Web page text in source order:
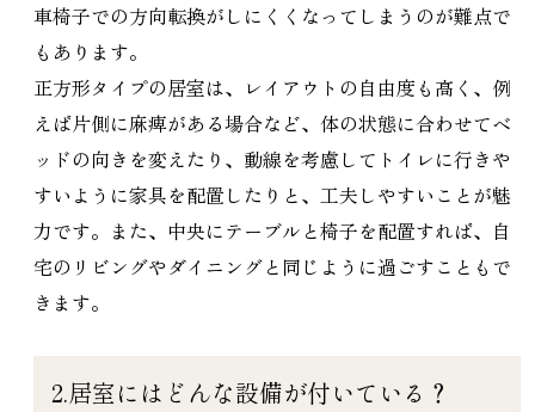
車椅子での方向転換がしにくくなってしまうのが難点で
もあります。
正方形タイプの居室は、レイアウトの自由度も高く、例
えば片側に麻痺がある場合など、体の状態に合わせてベ
ッドの向きを変えたり、動線を考慮してトイレに行きや
すいように家具を配置したりと、工夫しやすいことが魅
力です。また、中央にテーブルと椅子を配置すれば、自
宅のリビングやダイニングと同じように過ごすこともで
きます。
2.居室にはどんな設備が付いている？